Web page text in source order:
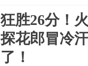
狂胜26分！
探花郎冒冷
了！